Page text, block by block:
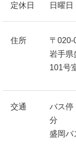
定休日 日曜日
住所
〒020-
岩手県
101号
交通
バス停
分
盛岡バ